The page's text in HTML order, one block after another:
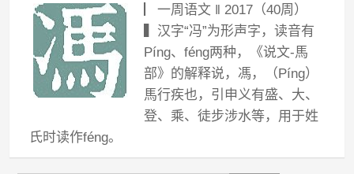
▏一周语文 ‖ 2017（40周）
▍汉字“冯”为形声字，读音有
Píng、féng两种，《说文-馬
部》的解释说，馮，（Píng）
馬行疾也，引申义有盛、大、
登、乘、徒步涉水等，用于姓
氏时读作féng。